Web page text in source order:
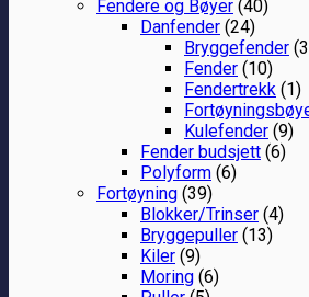
Fendere og Bøyer (40)
Danfender (24)
Bryggefender
Fender (10)
Fendertrekk (1)
Kulefender (9)
Fender budsjett (6)
Polyform (6)
Fortøyning (39)
Blokker/Trinser (4)
Bryggepuller (13)
Kiler (9)
Moring (6)